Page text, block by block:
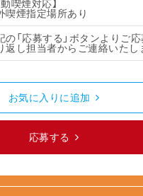
動喫煙対応】
喫煙指定場所あり
の「応募する」ボタンよりご応
返し担当者からご連絡いたし
お気に入りに追加
応募する